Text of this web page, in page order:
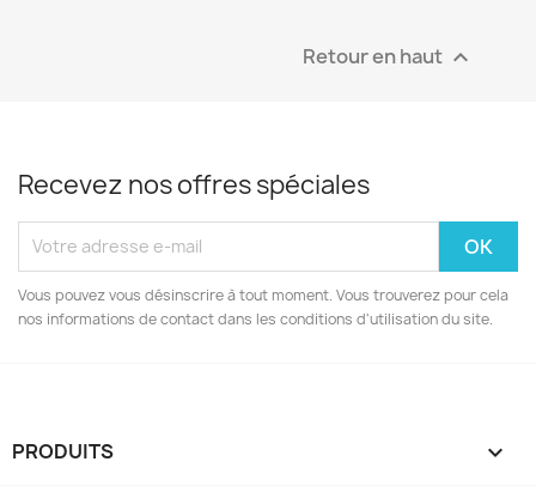
Retour en haut 
Recevez nos offres spéciales
Vous pouvez vous désinscrire à tout moment. Vous trouverez pour cela
nos informations de contact dans les conditions d'utilisation du site.
PRODUITS 